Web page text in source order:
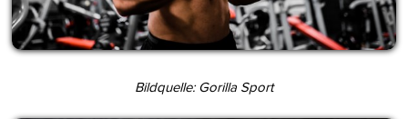
Bildquelle: Gorilla Sport